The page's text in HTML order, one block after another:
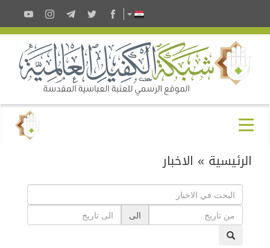
الرئيسية » الاخبار
الى